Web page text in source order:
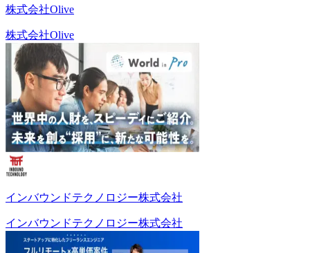
株式会社Olive
株式会社Olive
インバウンドテクノロジー株式会社
インバウンドテクノロジー株式会社